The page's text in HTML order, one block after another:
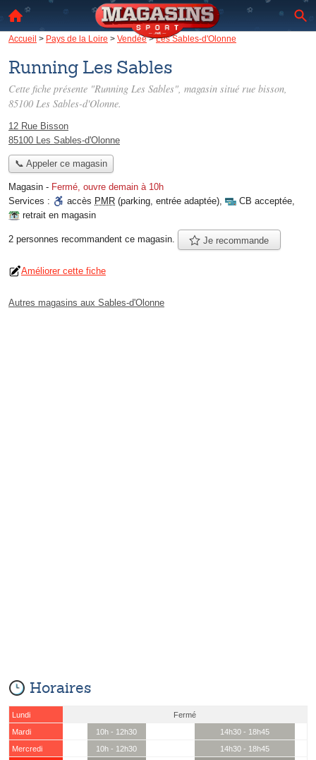
Accueil > Pays de la Loire > Vendée>Les Sables-d'Olonne
Running Les Sables
Cette fiche présente "Running Les Sables", magasin situé rue bisson,
85100 Les Sables-d'Olonne.
12 Rue Bisson
85100 Les Sables-d'Olonne
📞 Appeler ce magasin
Magasin - Fermé, ouvre demain à 10h
Services :
accès PMR (parking, entrée adaptée), CB acceptée,
retrait en magasin
2 personnes recommandent ce magasin. Je recommande
Améliorer cette fiche
Autres magasins aux Sables-d'Olonne
Horaires
Lundi
Fermé
Mardi
10h - 12h30
14h30 - 18h45
Mercredi
10h - 12h30
14h30 - 18h45